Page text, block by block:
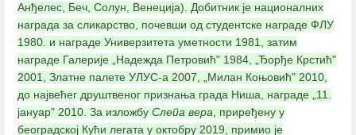
Анђелес, Беч, Солун, Венеција). Добитник је националних
награда за сликарство, почевши од студентске награде ФЛУ
1980. и награде Универзитета уметности 1981, затим
награде Галерије „Надежда Петровић" 1984, „Ђорђе Крстић"
2001, Златне палете УЛУС-а 2007, „Милан Коњовић" 2010,
до највећег друштвеног признања града Ниша, награде „11.
јануар" 2010. За изложбу Слепа вера, приређену у
београдској Кући легата у октобру 2019, примио је